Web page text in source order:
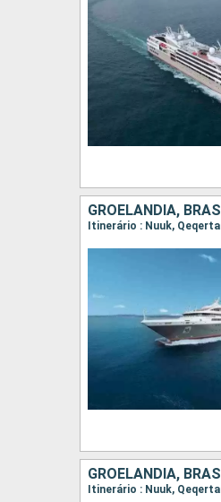
GROELÂNDIA,
GROELÂNDIA,